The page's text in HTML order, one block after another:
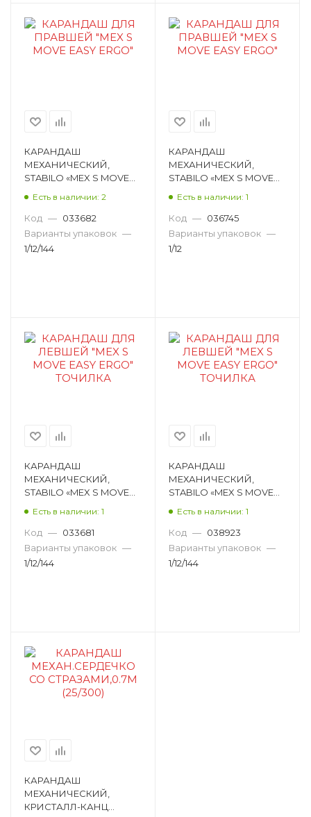
КАРАНДАШ
МЕХАНИЧЕСКИЙ,
STABILO «MEX S MOVE
Есть в наличии: 2
Код — 033682
Варианты упаковок —
1/12/144
КАРАНДАШ
МЕХАНИЧЕСКИЙ,
STABILO «MEX S MOVE
Есть в наличии: 1
Код — 036745
Варианты упаковок —
1/12
КАРАНДАШ
МЕХАНИЧЕСКИЙ,
STABILO «MEX S MOVE
78913-1НВ
Есть в наличии: 1
Код — 033681
Варианты упаковок —
1/12/144
КАРАНДАШ
МЕХАНИЧЕСКИЙ,
STABILO «MEX S MOVE
78914-1НВ
Есть в наличии: 1
Код — 038923
Варианты упаковок —
1/12/144
КАРАНДАШ
МЕХАНИЧЕСКИЙ,
КРИСТАЛЛ-КАНЦ